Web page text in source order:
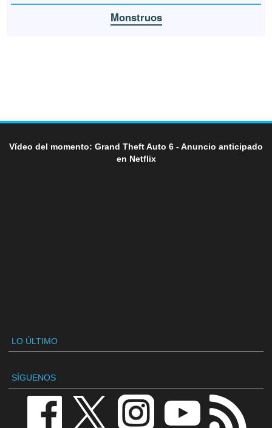
Monstruos
Vídeo del momento: Grand Theft Auto 6 - Anuncio anticipado
en Netflix
LO ÚLTIMO
SÍGUENOS